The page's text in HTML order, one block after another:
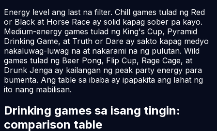
Energy level ang last na filter. Chill games tulad ng Red
or Black at Horse Race ay solid kapag sober pa kayo.
Medium-energy games tulad ng King's Cup, Pyramid
Drinking Game, at Truth or Dare ay sakto kapag medyo
nakaluwag-luwag na at nakarami na ng pulutan. Wild
games tulad ng Beer Pong, Flip Cup, Rage Cage, at
Drunk Jenga ay kailangan ng peak party energy para
bumenta. Ang table sa ibaba ay ipapakita ang lahat ng
ito nang mabilisan.
Drinking games sa isang tingin:
comparison table